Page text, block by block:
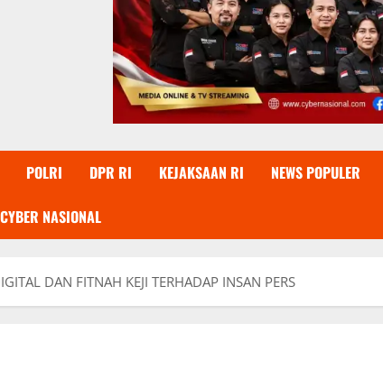
POLRI DPR RI KEJAKSAAN RI NEWS POPULER
CYBER NASIONAL
DAN FITNAH KEJI TERHADAP INSAN PERS